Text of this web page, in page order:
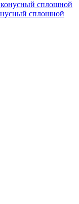
сплошной